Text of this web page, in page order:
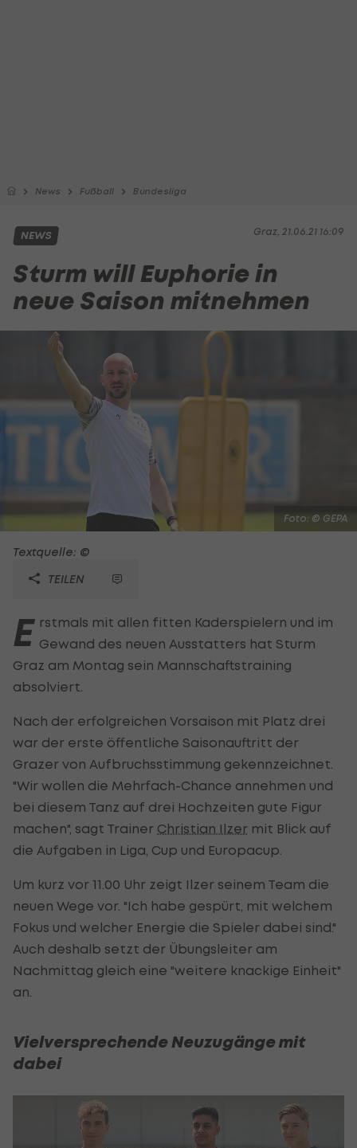
News Fußball Bundesliga
Graz, 21.06.21 16:09
NEWS
Sturm will Euphorie in
neue Saison mitnehmen
Foto: © GEPA
Textquelle: ©
TEILEN
E rstmals mit allen fitten Kaderspielern und im
Gewand des neuen Ausstatters hat Sturm
Graz am Montag sein Mannschaftstraining
absolviert.
Nach der erfolgreichen Vorsaison mit Platz drei
war der erste öffentliche Saisonauftritt der
Grazer von Aufbruchsstimmung gekennzeichnet.
"Wir wollen die Mehrfach-Chance annehmen und
bei diesem Tanz auf drei Hochzeiten gute Figur
machen", sagt Trainer Christian Ilzer mit Blick auf
die Aufgaben in Liga, Cup und Europacup.
Um kurz vor 11.00 Uhr zeigt Ilzer seinem Team die
neuen Wege vor. "Ich habe gespürt, mit welchem
Fokus und welcher Energie die Spieler dabei sind."
Auch deshalb setzt der Übungsleiter am
Nachmittag gleich eine "weitere knackige Einheit"
an.
Vielversprechende Neuzugänge mit
dabei